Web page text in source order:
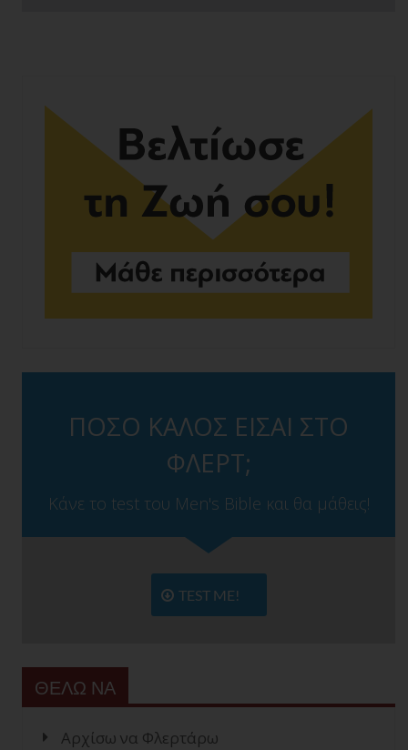
ΠΟΣΟ ΚΑΛΟΣ ΕΙΣΑΙ ΣΤΟ
ΦΛΕΡΤ;
Κάνε το test του Men's Bible και θα μάθεις!
TEST ME!
ΘΕΛΩ ΝΑ
Αρχίσω να Φλερτάρω